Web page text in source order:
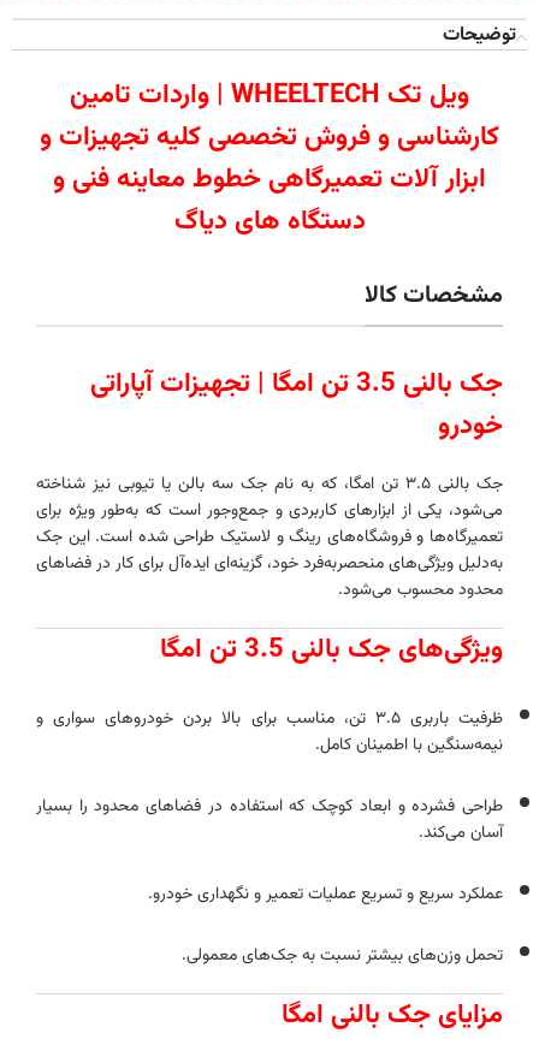
توضیحات
ویل تک WHEELTECH | واردات تامین
کارشناسی و فروش تخصصی کلیه تجهیزات و
ابزار آلات تعمیرگاهی خطوط معاینه فنی و
دستگاه های دیاگ
مشخصات کالا
جک بالنی 3.5 تن امگا | تجهیزات آپاراتی
خودرو
جک بالنی ۳.۵ تن امگا، که به نام جک سه بالن یا تیوبی نیز شناخته
می‌شود، یکی از ابزارهای کاربردی و جمع‌وجور است که به‌طور ویژه برای
تعمیرگاه‌ها و فروشگاه‌های رینگ و لاستیک طراحی شده است. این جک
به‌دلیل ویژگی‌های منحصربه‌فرد خود، گزینه‌ای ایده‌آل برای کار در فضاهای
محدود محسوب می‌شود.
ویژگی‌های جک بالنی 3.5 تن امگا
ظرفیت باربری ۳.۵ تن، مناسب برای بالا بردن خودروهای سواری و
نیمه‌سنگین با اطمینان کامل.
طراحی فشرده و ابعاد کوچک که استفاده در فضاهای محدود را بسیار
آسان می‌کند.
عملکرد سریع و تسریع عملیات تعمیر و نگهداری خودرو.
تحمل وزن‌های بیشتر نسبت به جک‌های معمولی.
مزایای جک بالنی امگا